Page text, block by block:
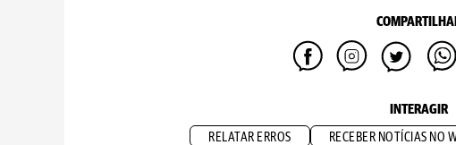
INTERAGIR
RELATAR ERROS RECEBER NOTÍCIAS NO